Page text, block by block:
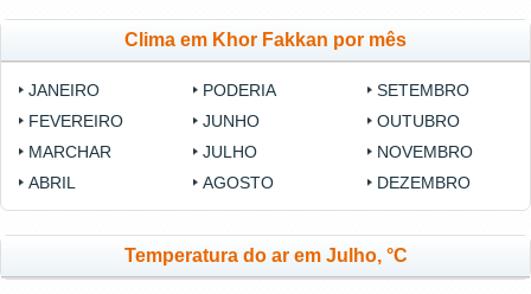
Clima em Khor Fakkan por mês
JANEIRO
FEVEREIRO
MARCHAR
ABRIL
PODERIA
JUNHO
JULHO
AGOSTO
SETEMBRO
OUTUBRO
NOVEMBRO
DEZEMBRO
Temperatura do ar em Julho, °C